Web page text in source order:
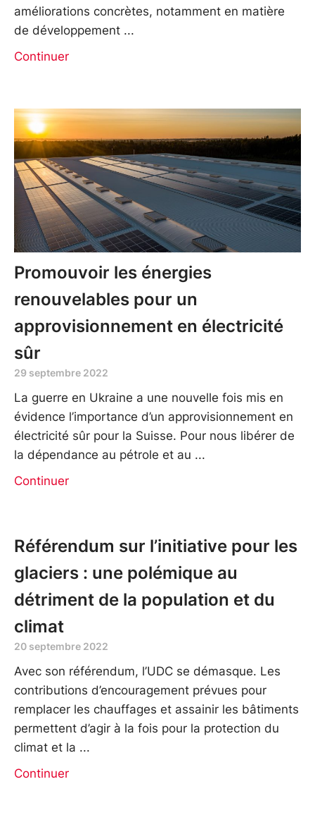
améliorations concrètes, notamment en matière
de développement
Continuer
Promouvoir les énergies
renouvelables pour un
approvisionnement en électricité
sûr
29 septembre 2022
La guerre en Ukraine a une nouvelle fois mis en
évidence l’importance d’un approvisionnement en
électricité sûr pour la Suisse. Pour nous libérer de
la dépendance au pétrole et au
Continuer
Référendum sur l’initiative pour les
glaciers : une polémique au
détriment de la population et du
climat
20 septembre 2022
Avec son référendum, l’UDC se démasque. Les
contributions d’encouragement prévues pour
remplacer les chauffages et assainir les bâtiments
permettent d’agir à la fois pour la protection du
climat et la
Continuer